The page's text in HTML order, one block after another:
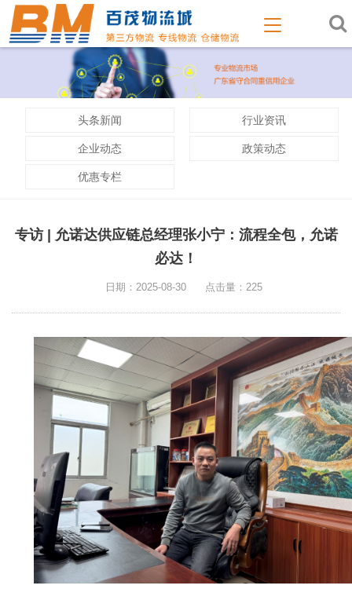
头条新闻 行业资讯
企业动态 政策动态
优惠专栏
专访 | 允诺达供应链总经理张小宁：流程全包，允诺
必达！
日期：2025-08-30 点击量：225